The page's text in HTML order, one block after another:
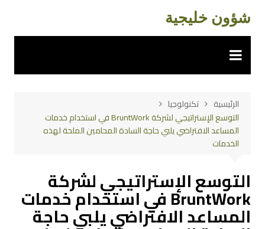
المحتوى
شؤون خليجية
الرئيسية
تكنولوجيا
التوسع الإستراتيجي لشركة BruntWork في استخدام خدمات
المساعد الافتراضي يلبي حاجة السادة المحامين الملحة لهذه
الخدمات
التوسع الإستراتيجي لشركة
BruntWork في استخدام خدمات
المساعد الافتراضي يلبي حاجة